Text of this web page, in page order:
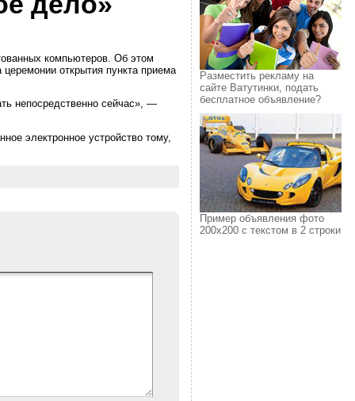
компьютеров. Об этом
открытия пункта приема
непосредственно сейчас», —
электронное устройство тому,
Разместить рекламу на
сайте Ватутинки, подать
бесплатное объявление?
Пример объявления фото
200х200 с текстом в 2 строки